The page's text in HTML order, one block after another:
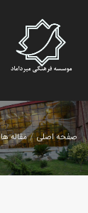
صفحه اصلی مقاله ها